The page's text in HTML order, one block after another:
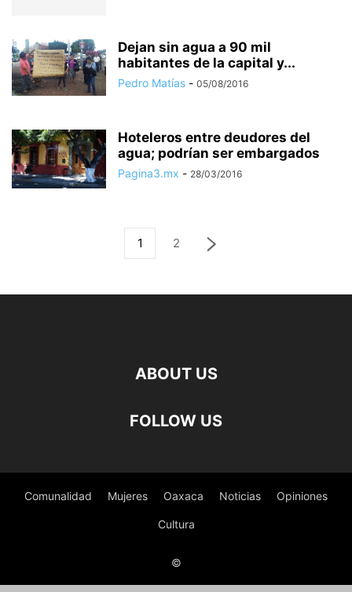
Dejan sin agua a 90 mil
habitantes de la capital y...
Pedro Matías - 05/08/2016
Hoteleros entre deudores del
agua; podrían ser embargados
Pagina3.mx - 28/03/2016
1 2
ABOUT US
FOLLOW US
Comunalidad Mujeres Oaxaca Noticias Opiniones
Cultura
©